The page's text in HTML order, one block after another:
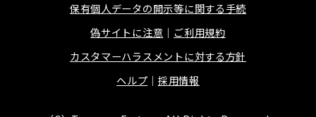
保有個人データの開示等に関する手続
偽サイトに注意
ご利用規約
カスタマーハラスメントに対する方針
ヘルプ
採用情報